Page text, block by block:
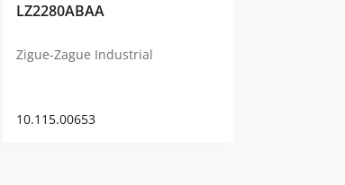
LZ2280ABAA
Zigue-Zague Industrial
10.115.00653